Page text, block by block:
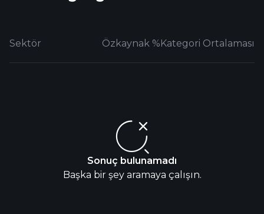
Sektör Özkaynak %Kategori Ortalaması
Sonuç bulunamadı
Başka bir şey aramaya çalışın.